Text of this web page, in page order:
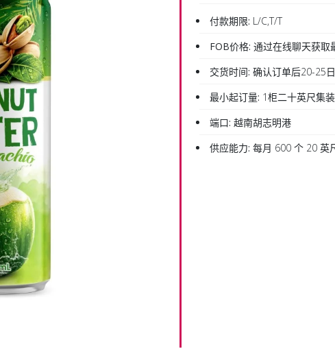
付款期限: L/C,T/T
FOB价格: 通过在线聊天获取
交货时间: 确认订单后20-25日
最小起订量: 1柜二十英尺集
端口: 越南胡志明港
供应能力: 每月 600 个 20 英